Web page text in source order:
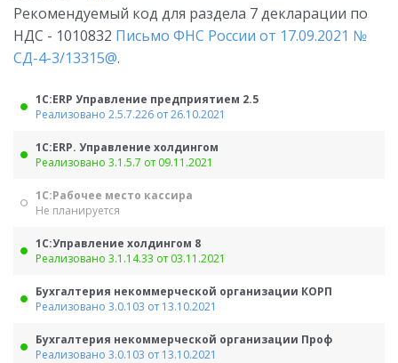
Рекомендуемый код для раздела 7 декларации по
НДС - 1010832 Письмо ФНС России от 17.09.2021 №
СД-4-3/13315@.
1С:ERP Управление предприятием 2.5
Реализовано 2.5.7.226 от 26.10.2021
1С:ERP. Управление холдингом
Реализовано 3.1.5.7 от 09.11.2021
1С:Рабочее место кассира
Не планируется
1С:Управление холдингом 8
Реализовано 3.1.14.33 от 03.11.2021
Бухгалтерия некоммерческой организации КОРП
Реализовано 3.0.103 от 13.10.2021
Бухгалтерия некоммерческой организации Проф
Реализовано 3.0.103 от 13.10.2021